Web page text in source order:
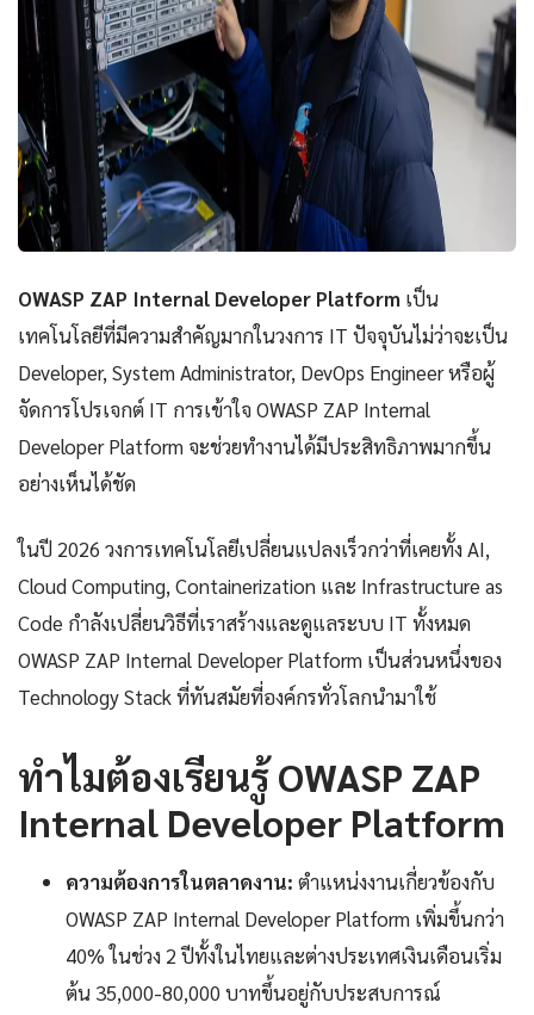
OWASP ZAP Internal Developer Platform เป็น
เทคโนโลยีที่มีความสำคัญมากในวงการ IT ปัจจุบันไม่ว่าจะเป็น
Developer, System Administrator, DevOps Engineer หรือผู้
จัดการโปรเจกต์ IT การเข้าใจ OWASP ZAP Internal
Developer Platform จะช่วยทำงานได้มีประสิทธิภาพมากขึ้น
อย่างเห็นได้ชัด
ในปี 2026 วงการเทคโนโลยีเปลี่ยนแปลงเร็วกว่าที่เคยทั้ง AI,
Cloud Computing, Containerization และ Infrastructure as
Code กำลังเปลี่ยนวิธีที่เราสร้างและดูแลระบบ IT ทั้งหมด
OWASP ZAP Internal Developer Platform เป็นส่วนหนึ่งของ
Technology Stack ที่ทันสมัยที่องค์กรทั่วโลกนำมาใช้
ทำไมต้องเรียนรู้ OWASP ZAP
Internal Developer Platform
ความต้องการในตลาดงาน: ตำแหน่งงานเกี่ยวข้องกับ
OWASP ZAP Internal Developer Platform เพิ่มขึ้นกว่า
40% ในช่วง 2 ปีทั้งในไทยและต่างประเทศเงินเดือนเริ่ม
ต้น 35,000-80,000 บาทขึ้นอยู่กับประสบการณ์